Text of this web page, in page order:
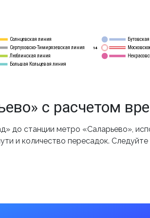
Солнцевская линия
Серпуховско-Тимирязевская линия
Люблинская линия
Большая Кольцевая линия
14
с расчетом
до станции метро «Саларьево»,
и количество пересадок. Следуйте